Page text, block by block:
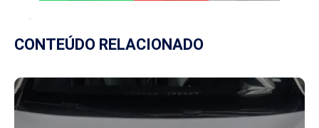
CONTEÚDO RELACIONADO